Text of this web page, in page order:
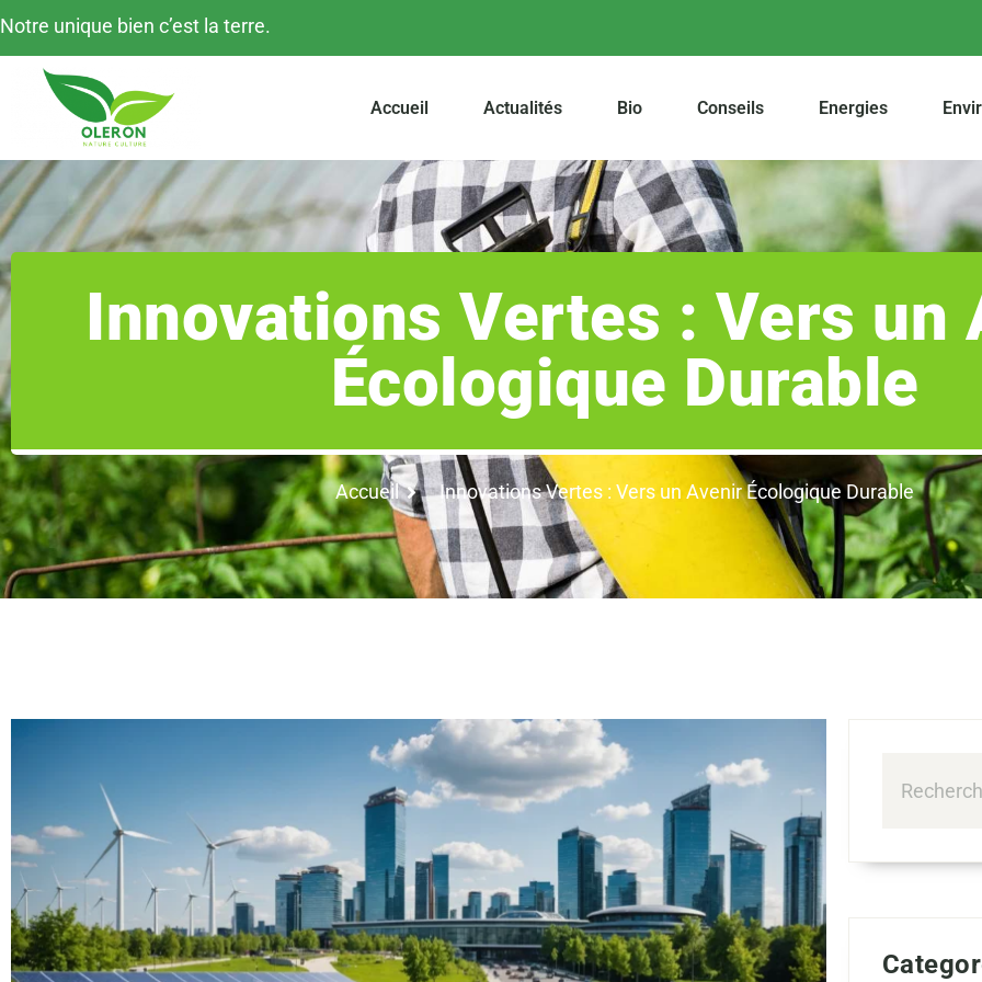
Notre unique bien c’est la terre.
Accueil Actualités Bio Conseils Energies
Innovations Vertes : Vers un
Écologique Durable
Accueil Innovations Vertes : Vers un Avenir Écologique Durable